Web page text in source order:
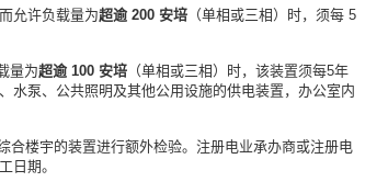
允许负载量为超逾 200 安培 （单相或三相）时，须每 5
量为超逾 100 安培 （单相或三相）时，该装置须每5年
水泵、公共照明及其他公用设施的供电装置，办公室内
合楼宇的装置进行额外检验。注册电业承办商或注册电
日期。